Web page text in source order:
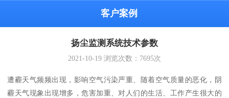
客户案例
扬尘监测系统技术参数
2021-10-19 浏览次数： 7695次
遭霾天气频频出现，影响空气污染严重、随着空气质量的恶化，阴
霾天气现象出现增多，危害加重、对人们的生活、工作产生很大的